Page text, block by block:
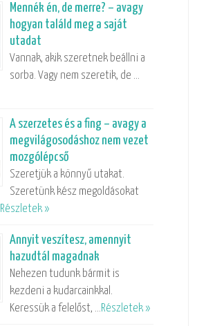
Mennék én, de merre? – avagy
hogyan találd meg a saját
utadat
Vannak, akik szeretnek beállni a
sorba. Vagy nem szeretik, de …
A szerzetes és a fing – avagy a
megvilágosodáshoz nem vezet
mozgólépcső
Szeretjük a könnyű utakat.
Szeretünk kész megoldásokat
Részletek »
Annyit veszítesz, amennyit
hazudtál magadnak
Nehezen tudunk bármit is
kezdeni a kudarcainkkal.
Keressük a felelőst, …Részletek »